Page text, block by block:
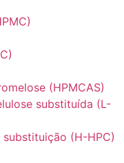
(HPMCAS)
substituída (L-
(H-HPC)